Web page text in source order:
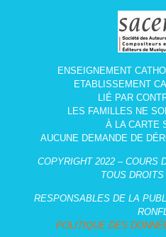
ENSEIGNEMENT
ETABLISSEMENT
LIÉ PAR
LES FAMILLES NE
À LA CARTE
AUCUNE DEMANDE DE
COPYRIGHT 2022 – COURS
TOUS
RESPONSABLES DE LA
POLITIQUE DES